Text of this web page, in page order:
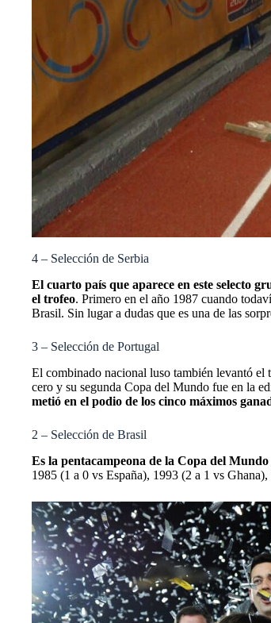
4 – Selección de Serbia
El cuarto país que aparece en este selecto
el trofeo. Primero en el año 1987 cuando
Brasil. Sin lugar a dudas que es una de las
3 – Selección de Portugal
El combinado nacional luso también levantó el
cero y su segunda Copa del Mundo fue en la
metió en el podio de los cinco máximos
2 – Selección de Brasil
Es la pentacampeona de la Copa del
1985 (1 a 0 vs España), 1993 (2 a 1 vs